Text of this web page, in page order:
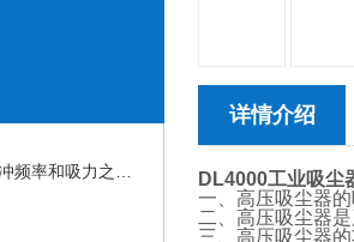
详情介绍
DL4000工业吸尘
一、高压吸尘器
二、高压吸尘器
三、高压吸尘器